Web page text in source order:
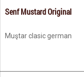
Senf Mustard Original
Muştar clasic german